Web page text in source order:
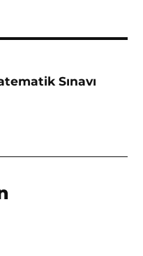
Sınavı